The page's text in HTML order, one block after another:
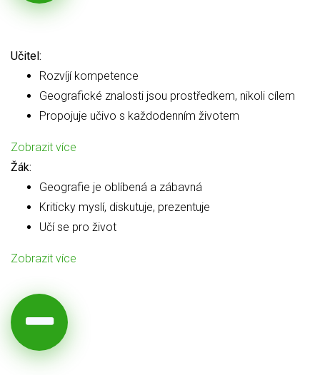
Učitel:
Rozvíjí kompetence
Geografické znalosti jsou prostředkem, nikoli cílem
Propojuje učivo s každodenním životem
Zobrazit více
Žák:
Geografie je oblíbená a zábavná
Kriticky myslí, diskutuje, prezentuje
Učí se pro život
Zobrazit více